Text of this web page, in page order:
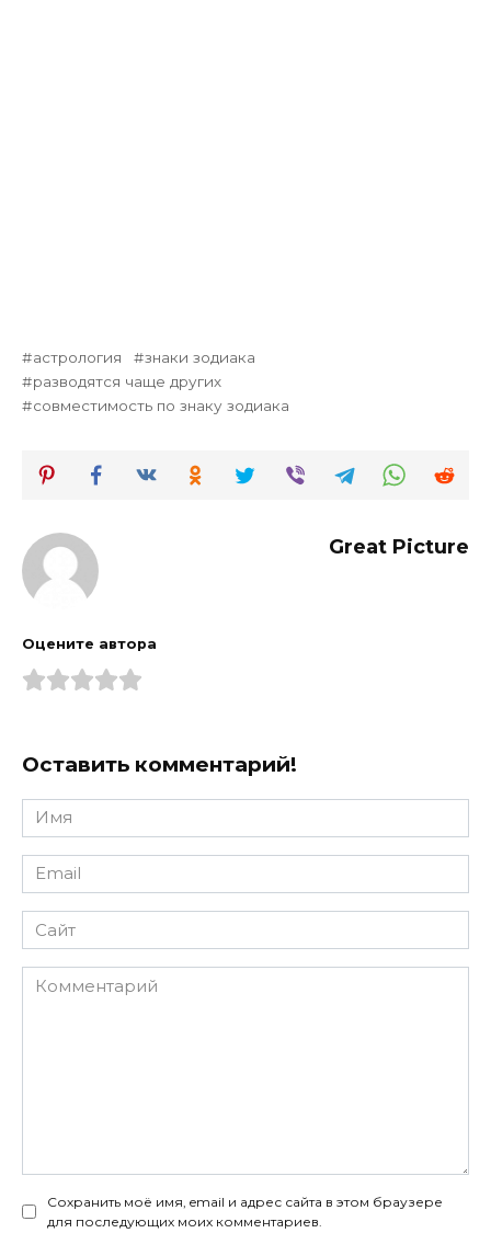
астрология
знаки зодиака
разводятся чаще других
совместимость по знаку зодиака
Great Picture
Оцените автора
Оставить комментарий!
Имя
*
Email
*
Сайт
Комментарий
Сохранить моё имя, email и адрес сайта в этом браузере
для последующих моих комментариев.